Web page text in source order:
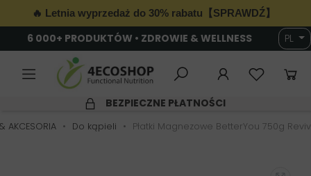
🔥 Letnia wyprzedaż do 30% rabatu【SPRAWDŹ】
6 000+ PRODUKTÓW • ZDROWIE & WELLNESS PL
BEZPIECZNE PŁATNOŚCI
AKCESORIA Do kąpieli Płatki Magnezowe BetterYou 750g